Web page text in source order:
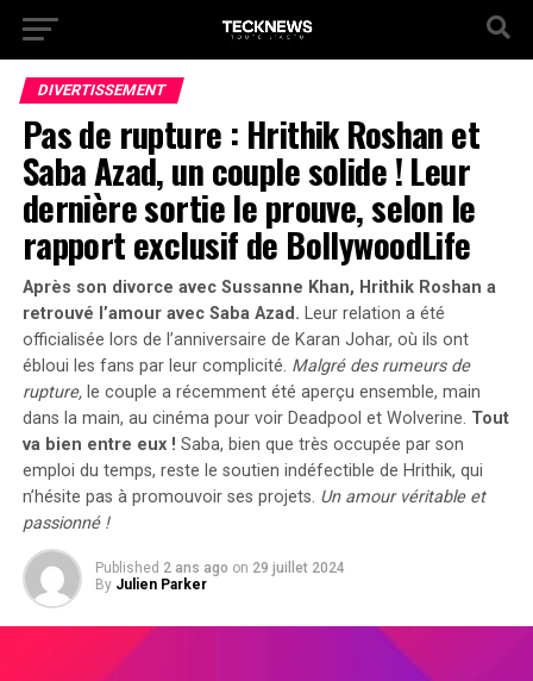
DIVERTISSEMENT
Pas de rupture : Hrithik Roshan et
Saba Azad, un couple solide ! Leur
dernière sortie le prouve, selon le
rapport exclusif de BollywoodLife
Après son divorce avec Sussanne Khan, Hrithik Roshan a
retrouvé l’amour avec Saba Azad. Leur relation a été
officialisée lors de l’anniversaire de Karan Johar, où ils ont
ébloui les fans par leur complicité. Malgré des rumeurs de
rupture,le couple a récemment été aperçu ensemble, main
dans la main, au cinéma pour voir Deadpool et Wolverine. Tout
va bien entre eux ! Saba, bien que très occupée par son
emploi du temps, reste le soutien indéfectible de Hrithik, qui
n’hésite pas à promouvoir ses projets. Un amour véritable et
passionné !
Published 2 ans ago on 29 juillet 2024
By Julien Parker